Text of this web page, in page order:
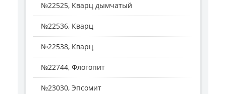
№22525, Кварц дымчатый
№22536, Кварц
№22538, Кварц
№22744, Флогопит
№23030, Эпсомит